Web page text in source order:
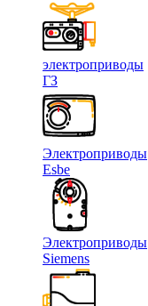
электроприводы
ГЗ
Электроприводы
Esbe
Электроприводы
Siemens